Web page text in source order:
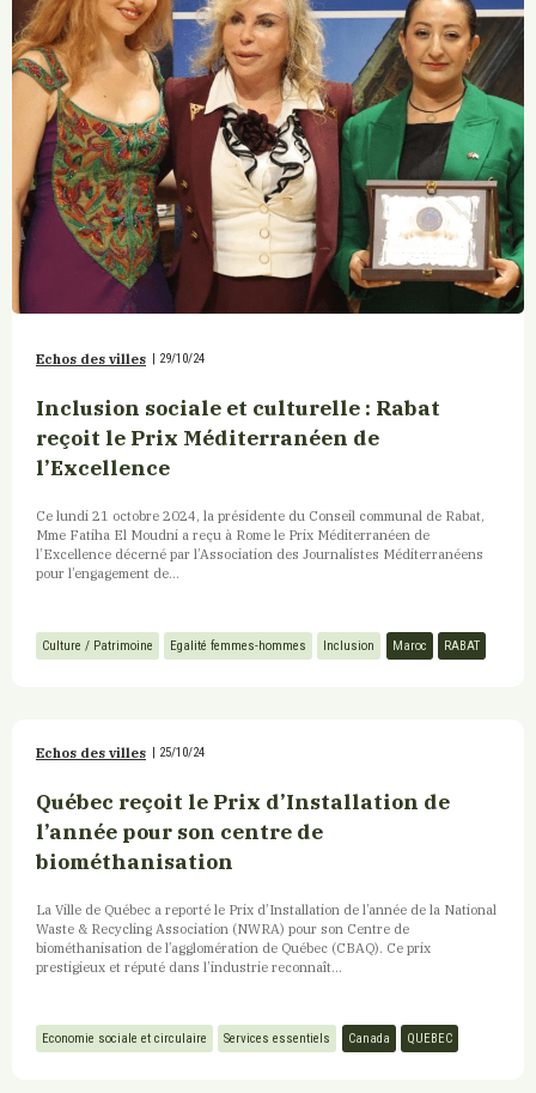
Echos des villes 29/10/24
Inclusion sociale et culturelle : Rabat
reçoit le Prix Méditerranéen de
l’Excellence
Ce lundi 21 octobre 2024, la présidente du Conseil communal de Rabat,
Mme Fatiha El Moudni a reçu à Rome le Prix Méditerranéen de
l’Excellence décerné par l’Association des Journalistes Méditerranéens
pour l’engagement de...
Culture / Patrimoine Egalité femmes-hommes Inclusion Maroc RABAT
Echos des villes | 25/10/24
Québec reçoit le Prix d’Installation de
l’année pour son centre de
biométhanisation
La Ville de Québec a reporté le Prix d’Installation de l’année de la National
Waste & Recycling Association (NWRA) pour son Centre de
biométhanisation de l’agglomération de Québec (CBAQ). Ce prix
prestigieux et réputé dans l’industrie reconnaît...
Economie sociale et circulaire Services essentiels Canada QUEBEC